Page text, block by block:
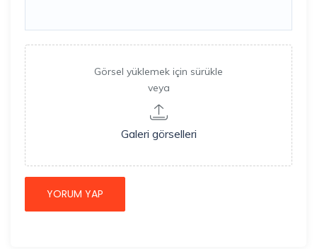
Görsel yüklemek için sürükle
veya
Galeri görselleri